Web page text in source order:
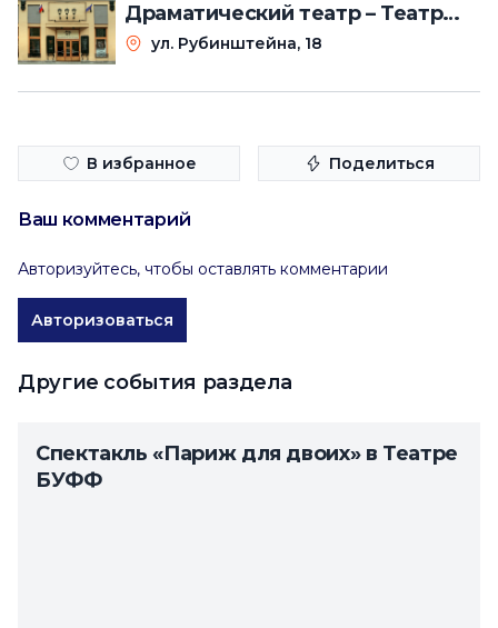
Драматический театр – Театр
Европы
ул. Рубинштейна, 18
В избранное Поделиться
Ваш комментарий
Авторизуйтесь, чтобы оставлять комментарии
Авторизоваться
Другие события раздела
Спектакль «Париж для двоих» в Театре
БУФФ